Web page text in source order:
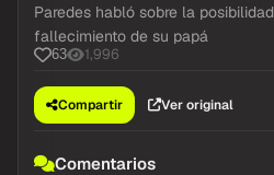
Paredes habló sobre la
fallecimiento de su papá
63 1,996
Compartir Ver original
Comentarios